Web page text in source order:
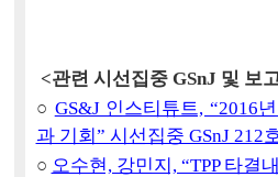
<관련 시선집중 GSnJ 및 보
○ GS&J 인스티튜트, “2016
과 기회” 시선집중 GSnJ 212
○ 오수현, 강민지, “TPP 타결